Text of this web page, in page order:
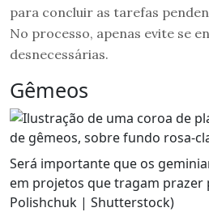
para concluir as tarefas
No processo, apenas evite se
desnecessárias.
Gêmeos
Será importante que os
em projetos que tragam prazer
Polishchuk | Shutterstock)